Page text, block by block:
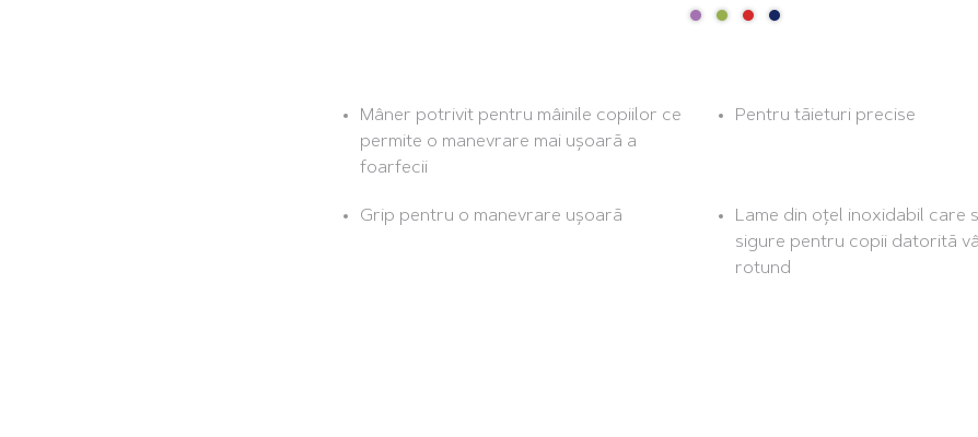
Mâner potrivit pentru mâinile copiilor ce
permite o manevrare mai ușoară a
foarfecii
Pentru tăieturi precise
Grip pentru o manevrare ușoară
Lame din oțel inoxidabil care
sigure pentru copii datorită
rotund